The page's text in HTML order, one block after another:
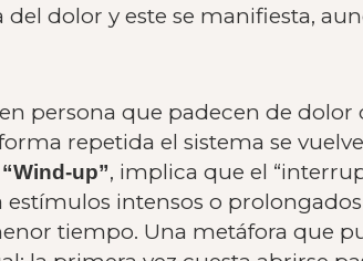
dolor y este se manifiesta,
persona que padecen de dolor
repetida el sistema se
up”, implica que el
intensos o
tiempo. Una metáfora que